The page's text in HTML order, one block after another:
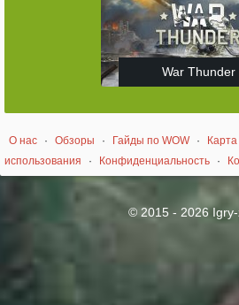
War Thunder
О нас · Обзоры · Гайды по WOW ·
использования
· Конфиденциальность ·
© 2015 - 2026